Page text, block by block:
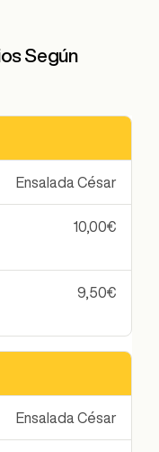
Según
Ensalada César
10,00€
9,50€
Ensalada César